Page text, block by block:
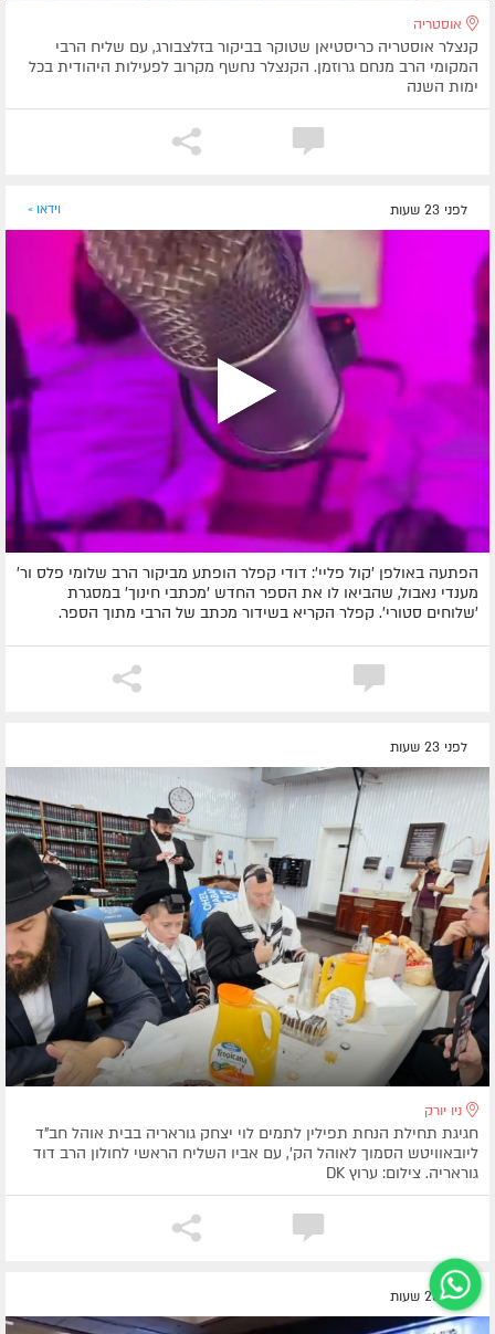
אוסטריה
קנצלר אוסטריה כריסטיאן שטוקר בביקור בזלצבורג, עם שליח הרבי
המקומי הרב מנחם גרוזמן. הקנצלר נחשף מקרוב לפעילות היהודית בכל
ימות השנה
לפני 23 שעות וידאו »
הפתעה באולפן 'קול פליי': דודי קפלר הופתע מביקור הרב שלומי פלס ור'
מענדי נאבול, שהביאו לו את הספר החדש 'מכתבי חינוך' במסגרת
'שלוחים סטורי'. קפלר הקריא בשידור מכתב של הרבי מתוך הספר.
לפני 23 שעות
ניו יורק
חגיגת תחילת הנחת תפילין לתמים לוי יצחק גוראריה בבית אוהל חב"ד
ליובאוויטש הסמוך לאוהל הק', עם אביו השליח הראשי לחולון הרב דוד
גוראריה. צילום: ערוץ DK
לפני 23 שעות